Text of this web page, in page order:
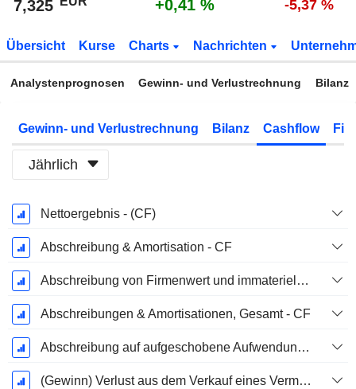
7,325 +0,41 % -5,37 %
Übersicht Kurse Charts Nachrichten
Analystenprognosen Gewinn- und Verlustrechnung Bilanz
Gewinn- und Verlustrechnung Bilanz Cashflow
Jährlich
Ende d.
Geschäftsjahres:
Dezember
Nettoergebnis - (CF)
Abschreibung & Amortisation - CF
Abschreibung von Firmenwert und immateriellen Vermögenswerten - (CF) - (Modellspezifisch)
Abschreibungen & Amortisationen, Gesamt - CF
Abschreibung auf aufgeschobene Aufwendungen, Gesamt - (CF)
(Gewinn) Verlust aus dem Verkauf eines Vermögenswerts